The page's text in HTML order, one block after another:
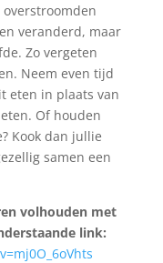
veranderd, maar
Zo vergeten
Neem even tijd
eten in plaats van
Of houden
Kook dan jullie
samen een
volhouden met
link: